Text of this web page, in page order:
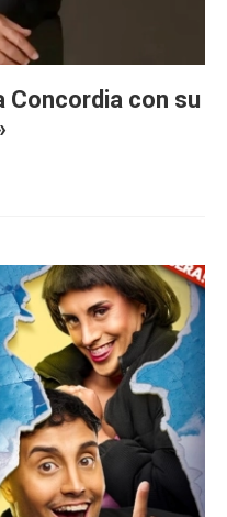
Concordia con su